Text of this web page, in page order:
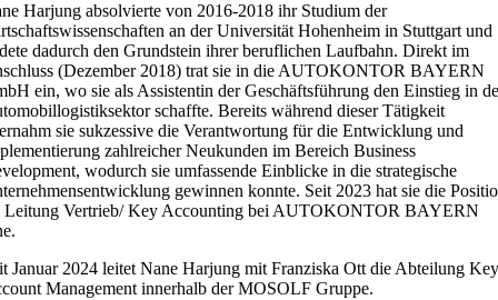
Harjung absolvierte von 2016-2018 ihr Studium der
an der Universität Hohenheim in Stuttgart und
dadurch den Grundstein ihrer beruflichen Laufbahn. Direkt im
(Dezember 2018) trat sie in die AUTOKONTOR BAYERN
ein, wo sie als Assistentin der Geschäftsführung den Einstieg in
schaffte. Bereits während dieser Tätigkeit
sie sukzessive die Verantwortung für die Entwicklung und
zahlreicher Neukunden im Bereich Business
wodurch sie umfassende Einblicke in die strategische
gewinnen konnte. Seit 2023 hat sie die
Leitung Vertrieb/ Key Accounting bei AUTOKONTOR BAYERN
Januar 2024 leitet Nane Harjung mit Franziska Ott die Abteilung Key
Management innerhalb der MOSOLF Gruppe.